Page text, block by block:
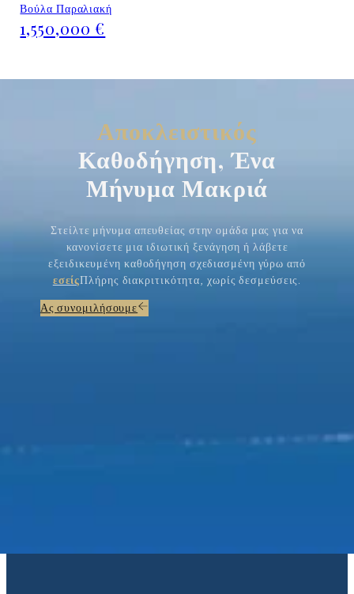
Βούλα Παραλιακή
1,550,000 €
Αποκλειστικός
Καθοδήγηση, Ένα
Μήνυμα Μακριά
Στείλτε μήνυμα απευθείας στην ομάδα μας για να
κανονίσετε μια ιδιωτική ξενάγηση ή λάβετε
εξειδικευμένη καθοδήγηση σχεδιασμένη γύρω από
εσείςΠλήρης διακριτικότητα, χωρίς δεσμεύσεις.
Ας συνομιλήσουμε